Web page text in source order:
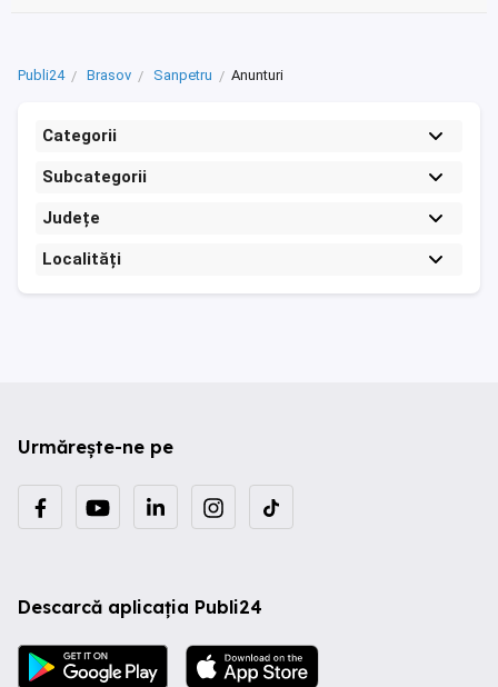
Publi24 Brasov Sanpetru Anunturi
Categorii
Subcategorii
Județe
Localități
Urmărește-ne pe
Descarcă aplicația Publi24